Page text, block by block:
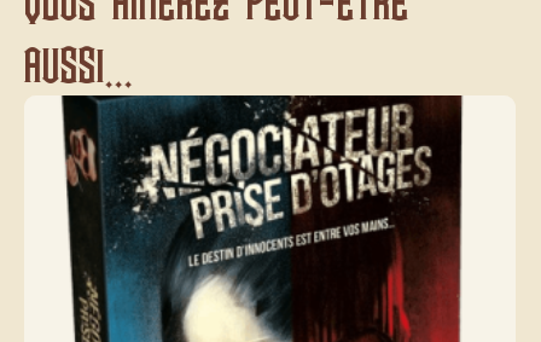
aussi...